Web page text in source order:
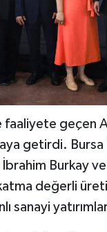
geçen
getirdi.
Burkay
değerli
sanayi